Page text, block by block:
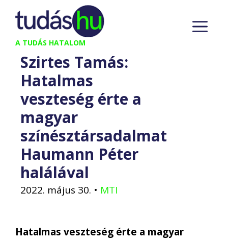
Kilépés
tartalomba
A TUDÁS HATALOM
Szirtes Tamás:
Hatalmas
veszteség érte a
magyar
színésztársadalmat
Haumann Péter
halálával
2022. május 30. • MTI
Hatalmas veszteség érte a magyar